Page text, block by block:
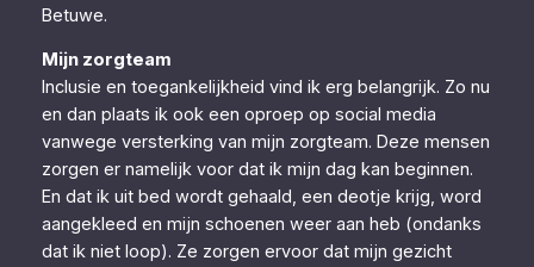
Betuwe.
Mijn zorgteam
Inclusie en toegankelijkheid vind ik erg belangrijk. Zo nu
en dan plaats ik ook een oproep op social media
vanwege versterking van mijn zorgteam. Deze mensen
zorgen er namelijk voor dat ik mijn dag kan beginnen.
En dat ik uit bed wordt gehaald, een deotje krijg, word
aangekleed en mijn schoenen weer aan heb (ondanks
dat ik niet loop). Ze zorgen ervoor dat mijn gezicht